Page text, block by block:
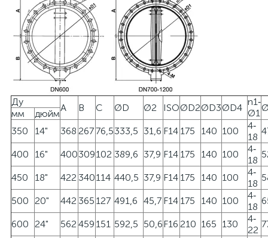
Ду
A B C ØD Ø2 ISOØD2ØD3ØD4
n1‐
Ø1
мм
дюйм
350
14" 368 26776,5333,5 31,6 F14 175 140 100
4‐
18
400 16" 400309102 389,6 37,9 F14 175 140 100
4‐
18
450 18" 422 340114 440,5 37,9 F14 175 140 100
4‐
18
500 20" 442 365 127 491,6 45,7 F14 175 140 100
4‐
18
600 24" 562459 151 592,5 50,6F16 210 165 130
4‐
22